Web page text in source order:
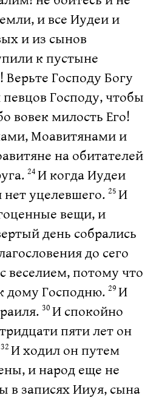
и все Иудеи и
и из сынов
к пустыне
Господу Богу
Господу, чтобы
вовек милость Его!
Моавитянами и
на обитателей
24 И когда Иудеи
уцелевшего. 25 И
вещи, и
день собрались
до сего
веселием, потому что
дому Господню. 29 И
30 И спокойно
пяти лет он
32 И ходил он путем
и народ еще не
в записях Ииуя, сына